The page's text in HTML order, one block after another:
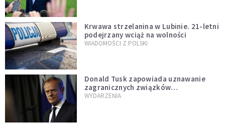
Krwawa strzelanina w Lubinie. 21-letni
podejrzany wciąż na wolności
WIADOMOŚCI Z POLSKI
Donald Tusk zapowiada uznawanie
zagranicznych związków
jednopłciowych. "Państwo oblało ten
WYDARZENIA